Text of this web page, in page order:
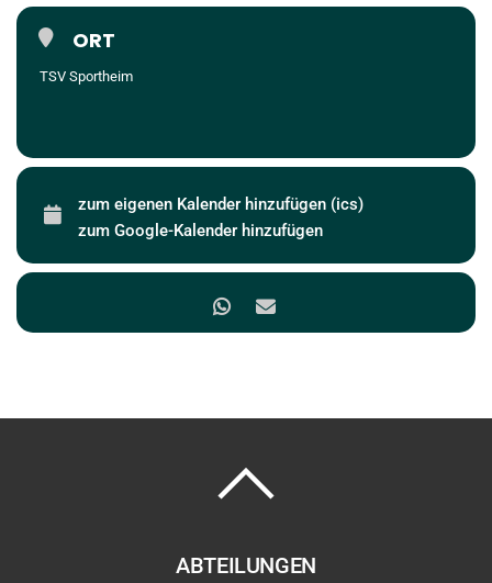
ORT
TSV Sportheim
zum eigenen Kalender hinzufügen (ics)
zum Google-Kalender hinzufügen
ABTEILUNGEN